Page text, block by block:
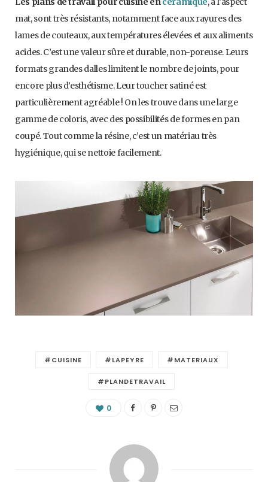
mat, sont très résistants, notamment face aux rayures des
lames de couteaux, aux températures élevées et aux aliments
acides. C’est une valeur sûre et durable, non-poreuse. Leurs
formats grandes dalles limitent le nombre de joints, pour
encore plus d’esthétisme. Leur toucher satiné est
particulièrement agréable ! On les trouve dans une large
gamme de coloris, avec des possibilités de formes en pan
coupé. Tout comme la résine, c’est un matériau très
hygiénique, qui se nettoie facilement.
#CUISINE #LAPEYRE #MATERIAUX
#PLANDETRAVAIL
0